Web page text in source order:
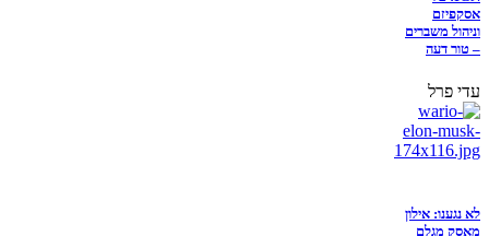
אסקפיזם
וניהול משברים
– טור דעה
עדי פרל
לא נגענו: אילון
מאסק מגלם